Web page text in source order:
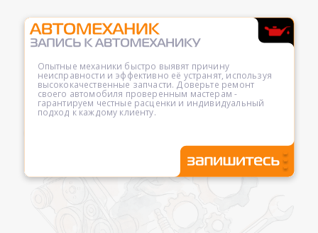
Опытные механики быстро выявят причину
неисправности и эффективно её устранят, используя
высококачественные запчасти. Доверьте ремонт
своего автомобиля проверенным мастерам -
гарантируем честные расценки и индивидуальный
подход к каждому клиенту.